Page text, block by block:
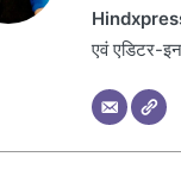
एवं एडिटर-